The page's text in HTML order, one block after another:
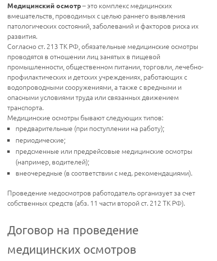
Медицинский осмотр– это комплекс медицинских
вмешательств, проводимых с целью раннего выявления
патологических состояний, заболеваний и факторов риска их
развития.
Согласно ст. 213 ТК РФ, обязательные медицинские осмотры
проводятся в отношении лиц занятых в пищевой
промышленности, общественном питании, торговли, лечебно-
профилактических и детских учреждениях, работающих с
водопроводными сооружениями, а также с вредными и
опасными условиями труда или связанных движением
транспорта.
Медицинские осмотры бывают следующих типов:
предварительные (при поступлении на работу);
периодические;
предсменные или предрейсовые медицинские осмотры
(например, водителей);
внеочередные (в соответствии с мед. рекомендациями).
Проведение медосмотров работодатель организует за счет
собственных средств (абз. 11 части второй ст. 212 ТК РФ).
Договор на проведение
медицинских осмотров